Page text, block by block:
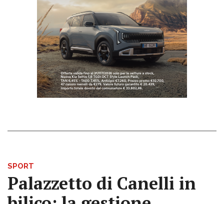
SPORT
Palazzetto di Canelli in